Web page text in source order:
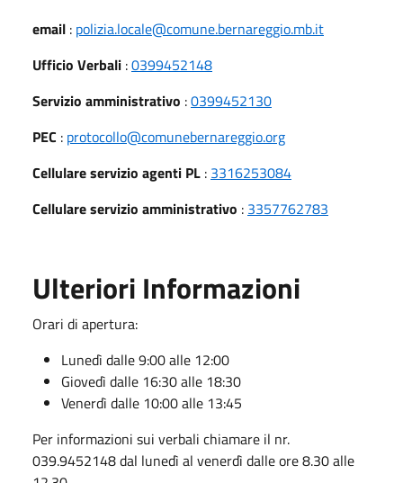
email : polizia.locale@comune.bernareggio.mb.it
Ufficio Verbali :0399452148
Servizio amministrativo :0399452130
PEC : protocollo@comunebernareggio.org
Cellulare servizio agenti PL : 3316253084
Cellulare servizio amministrativo : 3357762783
Ulteriori Informazioni
Orari di apertura:
Lunedì dalle 9:00 alle 12:00
Giovedì dalle 16:30 alle 18:30
Venerdì dalle 10:00 alle 13:45
Per informazioni sui verbali chiamare il nr.
039.9452148 dal lunedì al venerdì dalle ore 8.30 alle